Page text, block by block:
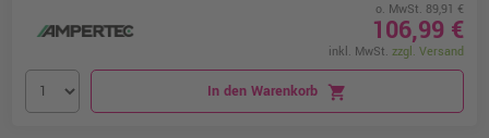
o. MwSt. 89,91 €
106,99 €
inkl. MwSt. zzgl. Versand
In den Warenkorb shopping_cart